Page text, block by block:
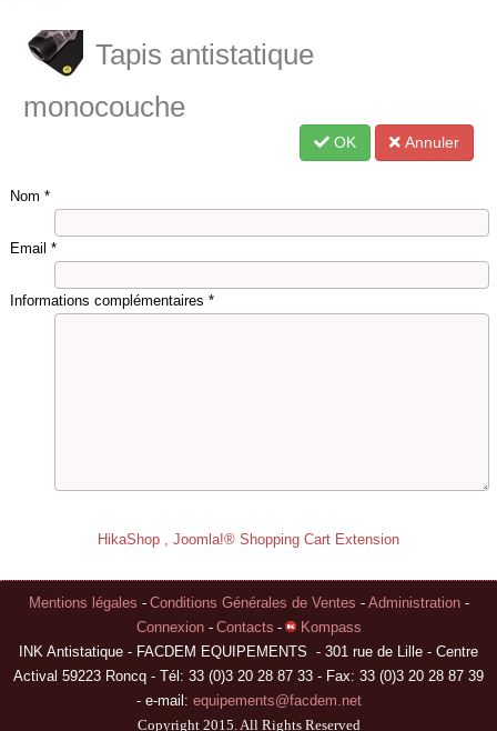
Tapis antistatique
monocouche
OK Annuler
Nom*
Email*
Informations complémentaires*
HikaShop , Joomla!® Shopping Cart Extension
Mentions légales - Conditions Générales de Ventes - Administration -
Connexion - Contacts -
Kompass
INK Antistatique - FACDEM EQUIPEMENTS - 301 rue de Lille - Centre
Actival 59223 Roncq - Tél: 33 (0)3 20 28 87 33 - Fax: 33 (0)3 20 28 87 39
- e-mail: equipements@facdem.net
Copyright 2015. All Rights Reserved